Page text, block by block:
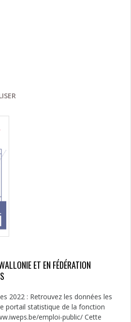
ET EN FÉDÉRATION
2022 : Retrouvez les données les
portail statistique de la fonction
emploi-public/ Cette